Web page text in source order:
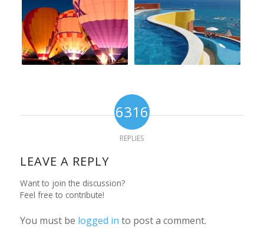
6316
REPLIES
LEAVE A REPLY
Want to join the discussion?
Feel free to contribute!
You must be logged in to post a comment.